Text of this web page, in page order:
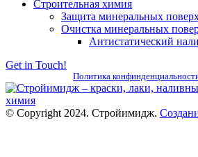
Строительная химия
Защита минеральных
Очистка минеральных
Антистатический
Get in Touch!
Политика
© Copyright 2024. Стройимидж.